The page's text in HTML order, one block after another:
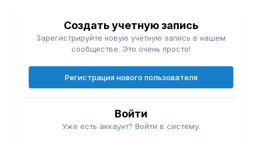
Создать учетную запись
Зарегистрируйте новую учётную запись в нашем
сообществе. Это очень просто!
Регистрация нового пользователя
Войти
Уже есть аккаунт? Войти в систему.